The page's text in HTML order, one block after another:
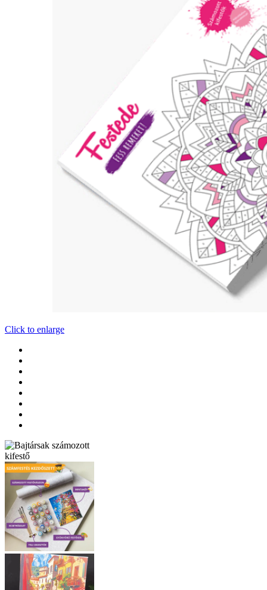
Click to enlarge